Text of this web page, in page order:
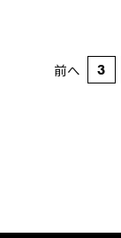
前へ 3